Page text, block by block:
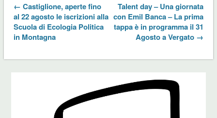
← Castiglione, aperte fino
al 22 agosto le iscrizioni alla
Scuola di Ecologia Politica
in Montagna
Talent day – Una giornata
con Emil Banca – La prima
tappa è in programma il 31
Agosto a Vergato →